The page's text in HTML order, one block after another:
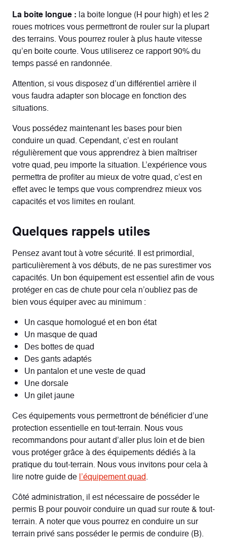
La boite longue : la boite longue (H pour high) et les 2
roues motrices vous permettront de rouler sur la plupart
des terrains. Vous pourrez rouler à plus haute vitesse
qu’en boite courte. Vous utiliserez ce rapport 90% du
temps passé en randonnée.
Attention, si vous disposez d’un différentiel arrière il
vous faudra adapter son blocage en fonction des
situations.
Vous possédez maintenant les bases pour bien
conduire un quad. Cependant, c’est en roulant
régulièrement que vous apprendrez à bien maîtriser
votre quad, peu importe la situation. L’expérience vous
permettra de profiter au mieux de votre quad, c’est en
effet avec le temps que vous comprendrez mieux vos
capacités et vos limites en roulant.
Quelques rappels utiles
Pensez avant tout à votre sécurité. Il est primordial,
particulièrement à vos débuts, de ne pas surestimer vos
capacités. Un bon équipement est essentiel afin de vous
protéger en cas de chute pour cela n’oubliez pas de
bien vous équiper avec au minimum :
Un casque homologué et en bon état
Un masque de quad
Des bottes de quad
Des gants adaptés
Un pantalon et une veste de quad
Une dorsale
Un gilet jaune
Ces équipements vous permettront de bénéficier d’une
protection essentielle en tout-terrain. Nous vous
recommandons pour autant d’aller plus loin et de bien
vous protéger grâce à des équipements dédiés à la
pratique du tout-terrain. Nous vous invitons pour cela à
lire notre guide de l’équipement quad.
Côté administration, il est nécessaire de posséder le
permis B pour pouvoir conduire un quad sur route & tout-
terrain. A noter que vous pourrez en conduire un sur
terrain privé sans posséder le permis de conduire (B).